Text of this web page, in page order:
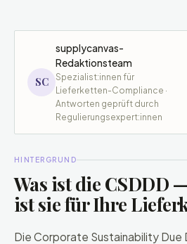
SC
supplycanvas-
Redaktionsteam
Spezialist:innen für
Lieferketten-Compliance ·
Antworten geprüft durch
Regulierungsexpert:innen
HINTERGRUND
Was ist die CSDDD
ist sie für Ihre
Die Corporate Sustainability Due